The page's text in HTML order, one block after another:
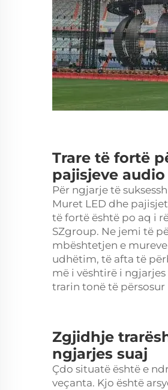
Trare të fortë
pajisjeve
Për ngjarje të
Muret LED dhe
të fortë është po aq i
SZgroup. Ne jemi të
mbështetjen e
udhëtim, të afta të
më i vështirë i
trarin tonë të
Zgjidhje
ngjarjes suaj
Çdo situatë është e
veçanta. Kjo është